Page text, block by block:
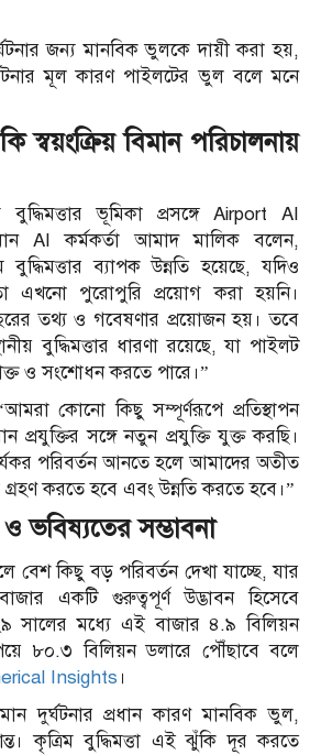
জন্য মানবিক ভুলকে দায়ী করা হয়,
মূল কারণ পাইলটের ভুল বলে মনে
স্বয়ংক্রিয় বিমান পরিচালনায়
বুদ্ধিমত্তার ভূমিকা প্রসঙ্গে Airport AI
AI কর্মকর্তা আমাদ মালিক বলেন,
বুদ্ধিমত্তার ব্যাপক উন্নতি হয়েছে, যদিও
তা এখনো পুরোপুরি প্রয়োগ করা হয়নি।
তথ্য ও গবেষণার প্রয়োজন হয়। তবে
বুদ্ধিমত্তার ধারণা রয়েছে, যা পাইলট
ও সংশোধন করতে পারে।”
কোনো কিছু সম্পূর্ণরূপে প্রতিস্থাপন
প্রযুক্তির সঙ্গে নতুন প্রযুক্তি যুক্ত করছি।
পরিবর্তন আনতে হলে আমাদের অতীত
করতে হবে এবং উন্নতি করতে হবে।”
ও ভবিষ্যতের সম্ভাবনা
বেশ কিছু বড় পরিবর্তন দেখা যাচ্ছে, যার
একটি গুরুত্বপূর্ণ উদ্ভাবন হিসেবে
সালের মধ্যে এই বাজার ৪.৯ বিলিয়ন
৮০.৩ বিলিয়ন ডলারে পৌঁছাবে বলে
Insights ।
দুর্ঘটনার প্রধান কারণ মানবিক ভুল,
কৃত্রিম বুদ্ধিমত্তা এই ঝুঁকি দূর করতে